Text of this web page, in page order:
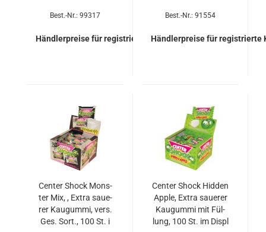
Best.-Nr.: 99317
Händlerpreise für registrierte Kunden
Best.-Nr.: 91554
Händlerpreise für registrierte
Cen­ter Shock Mons­
ter Mix, , Extra saue­
rer Kau­gum­mi, vers.
Ges. Sort., 100 St. i
Cen­ter Shock Hid­den
Apple, Extra saue­rer
Kau­gum­mi mit Fül­
lung, 100 St. im Displ